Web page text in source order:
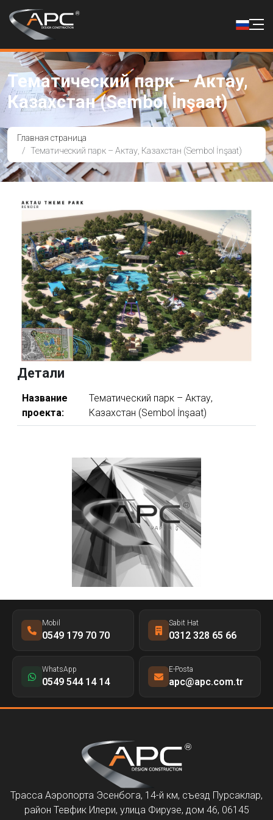
Тематический парк – Актау,
Казахстан (Sembol İnşaat)
Главная страница
Тематический парк – Актау, Казахстан (Sembol İnşaat)
Детали
Название
проекта:
Тематический парк – Актау,
Казахстан (Sembol İnşaat)
Mobil
0549 179 70 70
Sabit Hat
0312 328 65 66
WhatsApp
0549 544 14 14
E-Posta
apc@apc.com.tr
Трасса Аэропорта Эсенбога, 14-й км, съезд Пурсаклар,
район Тевфик Илери, улица Фирузе, дом 46, 06145